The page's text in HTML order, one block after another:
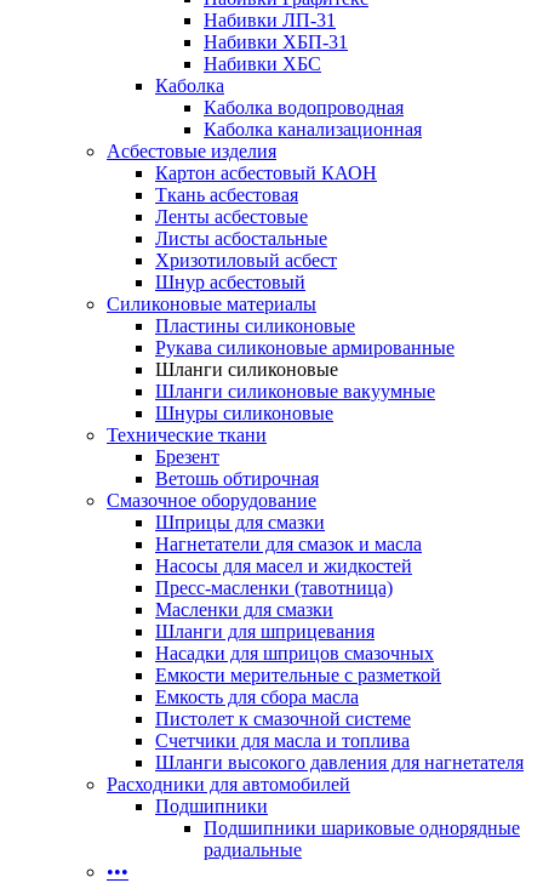
Набивки ЛП-31
Набивки ХБП-31
Набивки ХБС
Каболка
Каболка водопроводная
Каболка канализационная
Асбестовые изделия
Картон асбестовый КАОН
Ткань асбестовая
Ленты асбестовые
Листы асбостальные
Хризотиловый асбеcт
Шнур асбестовый
Силиконовые материалы
Пластины силиконовые
Рукава силиконовые армированные
Шланги силиконовые
Шланги силиконовые вакуумные
Шнуры силиконовые
Технические ткани
Брезент
Ветошь обтирочная
Смазочное оборудование
Шприцы для смазки
Нагнетатели для смазок и масла
Насосы для масел и жидкостей
Пресс-масленки (тавотница)
Масленки для смазки
Шланги для шприцевания
Насадки для шприцов смазочных
Емкости мерительные с разметкой
Емкость для сбора масла
Пистолет к смазочной системе
Счетчики для масла и топлива
Шланги высокого давления для нагнетателя
Расходники для автомобилей
Подшипники
Подшипники шариковые однорядные
радиальные
•••